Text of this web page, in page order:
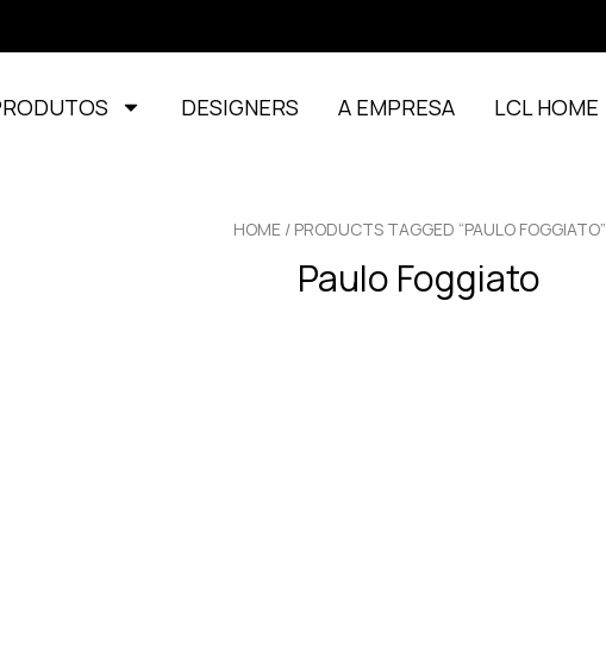
DESIGNERS A EMPRESA LCL HOME
HOME/ PRODUCTS TAGGED “PAULO FOGGIATO”
Paulo Foggiato